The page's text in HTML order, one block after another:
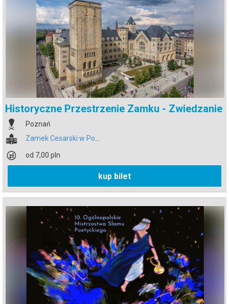
Historyczne Przestrzenie Zamku - Zwiedzanie
Poznań
od 7,00 pln
kup bilet